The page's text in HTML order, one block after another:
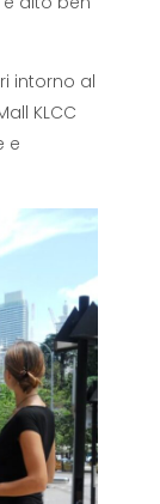
intorno al
KLCC
e